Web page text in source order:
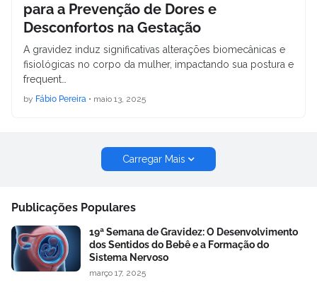
para a Prevenção de Dores e
Desconfortos na Gestação
A gravidez induz significativas alterações biomecânicas e
fisiológicas no corpo da mulher, impactando sua postura e
frequent…
by Fábio Pereira • maio 13, 2025
Carregar Mais
Publicações Populares
19ª Semana de Gravidez: O Desenvolvimento
dos Sentidos do Bebê e a Formação do
Sistema Nervoso
março 17, 2025